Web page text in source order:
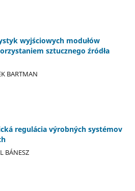
wyjściowych modułów
sztucznego źródła
BARTMAN
regulácia výrobných systémov
BÁNESZ